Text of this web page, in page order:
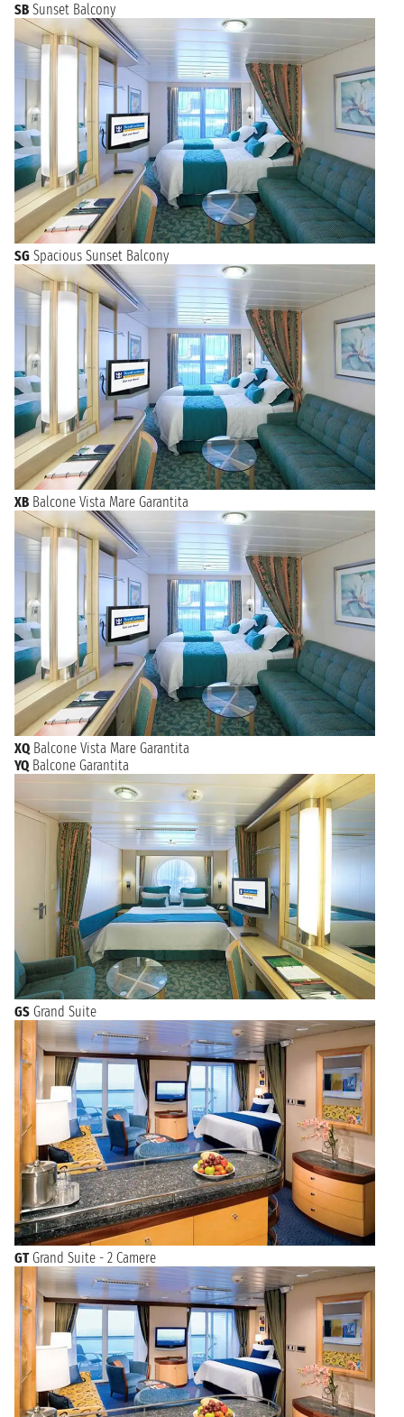
SB Sunset Balcony
SG Spacious Sunset Balcony
XB Balcone Vista Mare Garantita
XQ Balcone Vista Mare Garantita
YQ Balcone Garantita
GS Grand Suite
GT Grand Suite - 2 Camere